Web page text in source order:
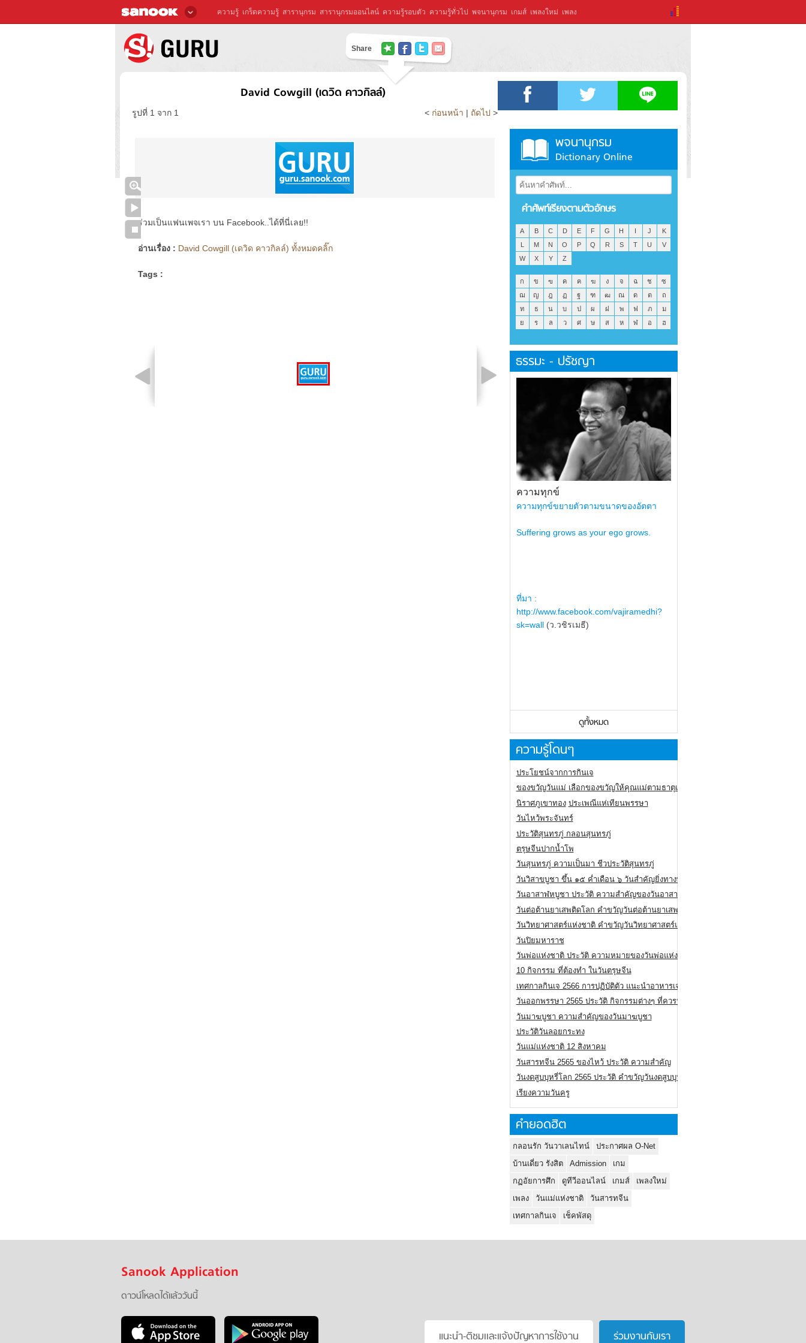
ความรู้ เกร็ดความรู้ สารานุกรม สารานุกรมออนไลน์ ความรู้รอบตัว ความรู้ทั่วไป พจนานุกรม เกมส์ เพลงใหม่ เพลง
Share
David Cowgill (เดวิด คาวกิลล์)
รูปที่ 1 จาก 1 < ก่อนหน้า | ถัดไป >
ร่วมเป็นแฟนเพจเรา บน Facebook..ได้ที่นี่เลย!!
อ่านเรื่อง : David Cowgill (เดวิด คาวกิลล์) ทั้งหมดคลิ๊ก
Tags :
พจนานุกรม
Dictionary Online
คำศัพท์เรียงตามตัวอักษร
A B C D E F G H I J
K
L
M N O P Q R S T U
V
W
X Y Z
ก ข ฃ ค ฅ ฆ ง จ ฉ ช
ซ
ฌ
ญ ฎ ฏ ฐ ฑ ฒ ณ ด ต
ถ
ท
ธ น บ ป ผ ฝ พ ฟ ภ
ม
ย
ร ล ว ศ ษ ส ห ฬ อ ฮ
ธรรมะ - ปรัชญา
ความทุกข์
ความทุกข์ขยายตัวตามขนาดของอัตตา
Suffering grows as your ego grows.
ที่มา :
http://www.facebook.com/vajiramedhi?
sk=wall (ว.วชิรเมธี)
ดูทั้งหมด
ความรู้โดนๆ
ประโยชน์จากการกินเจ
ของขวัญวันแม่ เลือกของขวัญให้คุณแม่ตามธาตุเกิด
นิราศภูเขาทอง ประเพณีแห่เทียนพรรษา
วันไหว้พระจันทร์
ประวัติสุนทรภู่ กลอนสุนทรภู่
ตรุษจีนปากน้ำโพ
วันสุนทรภู่ ความเป็นมา ชีวประวัติสุนทรภู่
วันวิสาขบูชา ขึ้น ๑๕ ค่ำเดือน ๖ วันสำคัญยิ่งทางพระพุทธศาสนา
วันอาสาฬหบูชา ประวัติ ความสําคัญของวันอาสาฬหบูชา
วันต่อต้านยาเสพติดโลก คำขวัญวันต่อต้านยาเสพติดสากล
วันวิทยาศาสตร์แห่งชาติ คำขวัญวันวิทยาศาสตร์แห่งชาติ
วันปิยมหาราช
วันพ่อแห่งชาติ ประวัติ ความหมายของวันพ่อแห่งชาติ
10 กิจกรรม ที่ต้องทำ ในวันตรุษจีน
เทศกาลกินเจ 2566 การปฏิบัติตัว แนะนำอาหารเจ
วันออกพรรษา 2565 ประวัติ กิจกรรมต่างๆ ที่ควรปฏิบัติ
วันมาฆบูชา ความสำคัญของวันมาฆบูชา
ประวัติวันลอยกระทง
วันแม่แห่งชาติ 12 สิงหาคม
วันสารทจีน 2565 ของไหว้ ประวัติ ความสำคัญ
วันงดสูบบุหรี่โลก 2565 ประวัติ คำขวัญวันงดสูบบุหรี่โลก
เรียงความวันครู
คำยอดฮิต
กลอนรัก วันวาเลนไทน์
ประกาศผล O-Net
บ้านเดี่ยว รังสิต
Admission
เกม
กฏอัยการศึก
ดูทีวีออนไลน์ เกมส์
เพลงใหม่
เพลง
วันแม่แห่งชาติ
วันสารทจีน
เทศกาลกินเจ
เช็คพัสดุ
Sanook Application
ดาวน์โหลดได้แล้ววันนี้
แนะนำ-ติชมเเละแจ้งปัญหาการใช้งาน ร่วมงานกับเรา